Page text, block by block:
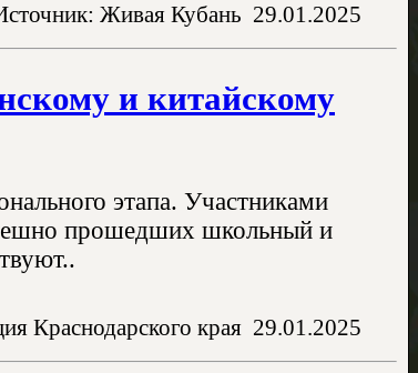
Живая Кубань 29.01.2025
и китайскому
этапа. Участниками
прошедших школьный и
Краснодарского края 29.01.2025